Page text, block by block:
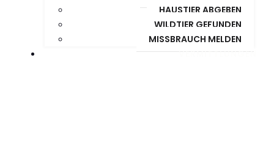
HAUSTIER ABGEBEN
WILDTIER GEFUNDEN
MISSBRAUCH MELDEN
VERMITTLUNGEN